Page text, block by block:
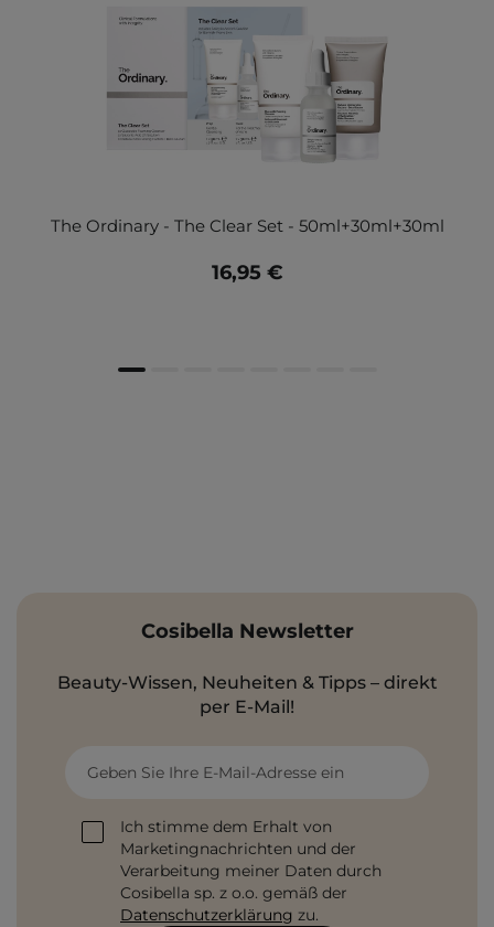
The Ordinary - The Clear Set - 50ml+30ml+30ml
16,95 €
Cosibella Newsletter
Beauty-Wissen, Neuheiten & Tipps – direkt
per E-Mail!
Geben Sie Ihre E-Mail-Adresse ein
Ich stimme dem Erhalt von
Marketingnachrichten und der
Verarbeitung meiner Daten durch
Cosibella sp. z o.o. gemäß der
Datenschutzerklärung zu.